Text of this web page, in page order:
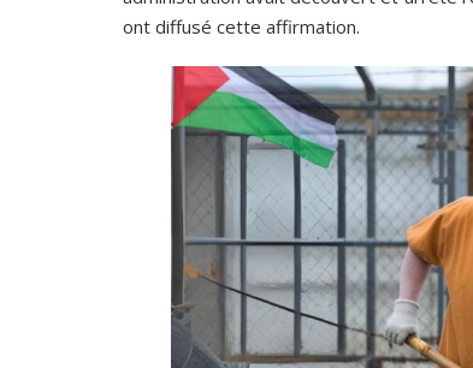
ont diffusé cette affirmation.